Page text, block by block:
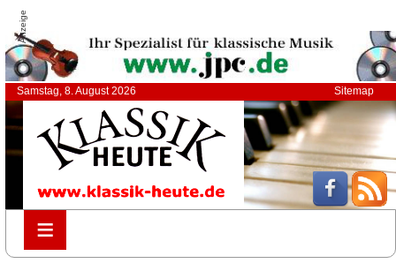
Anzeige
Samstag, 8. August 2026 Sitemap
≡
≡